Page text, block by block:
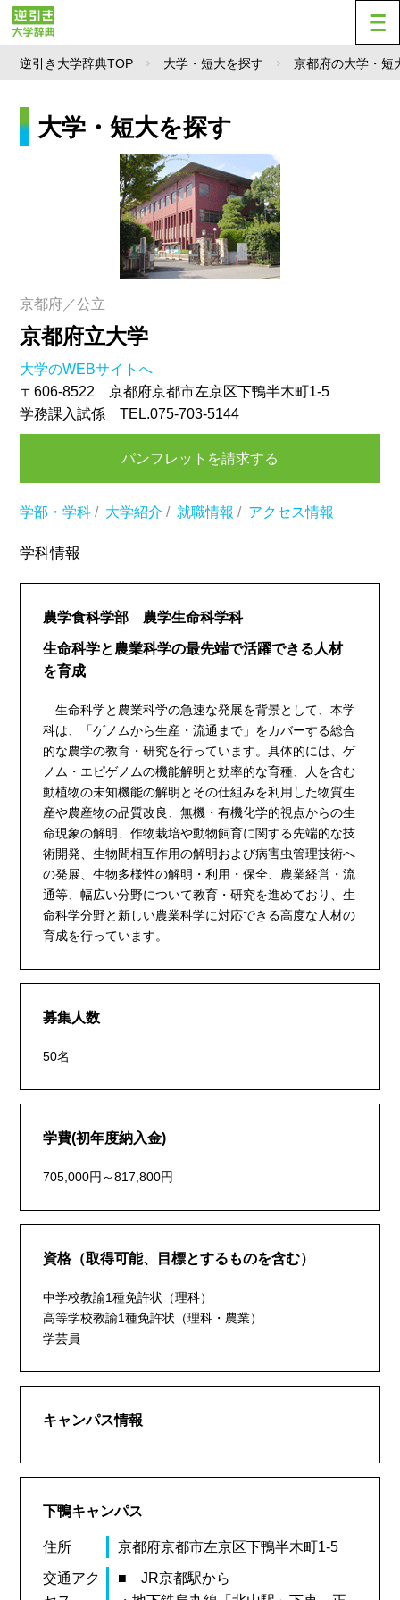
逆引き大学辞典TOP 大学・短大を探す 京都府の大学・短
大学・短大を探す
京都府／公立
京都府立大学
大学のWEBサイトへ
〒606-8522 京都府京都市左京区下鴨半木町1-5
学務課入試係 TEL.075-703-5144
パンフレットを請求する
学部・学科 / 大学紹介 / 就職情報 / アクセス情報
学科情報
農学食科学部 農学生命科学科
生命科学と農業科学の最先端で活躍できる人材
を育成
生命科学と農業科学の急速な発展を背景として、本学
科は、「ゲノムから生産・流通まで」をカバーする総合
的な農学の教育・研究を行っています。具体的には、ゲ
ノム・エピゲノムの機能解明と効率的な育種、人を含む
動植物の未知機能の解明とその仕組みを利用した物質生
産や農産物の品質改良、無機・有機化学的視点からの生
命現象の解明、作物栽培や動物飼育に関する先端的な技
術開発、生物間相互作用の解明および病害虫管理技術へ
の発展、生物多様性の解明・利用・保全、農業経営・流
通等、幅広い分野について教育・研究を進めており、生
命科学分野と新しい農業科学に対応できる高度な人材の
育成を行っています。
募集人数
50名
学費(初年度納入金)
705,000円～817,800円
資格（取得可能、目標とするものを含む）
中学校教諭1種免許状（理科）
高等学校教諭1種免許状（理科・農業）
学芸員
キャンパス情報
下鴨キャンパス
住所 京都府京都市左京区下鴨半木町1-5
交通アク
■ JR京都駅から